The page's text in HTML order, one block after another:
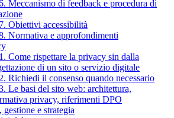
Meccanismo di feedback e procedura di
Obiettivi accessibilità
Normativa e approfondimenti
Come rispettare la privacy sin dalla
di un sito o servizio digitale
Richiedi il consenso quando necessario
Le basi del sito web: architettura,
privacy, riferimenti DPO
e strategia